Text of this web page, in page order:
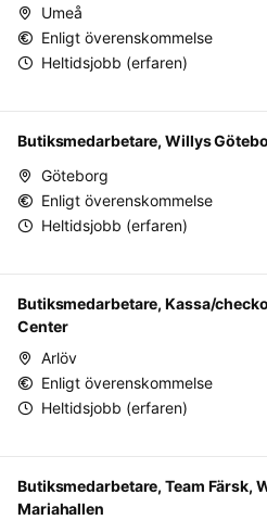
Umeå
Enligt överenskommelse
Heltidsjobb (erfaren)
Butiksmedarbetare, Willys
Göteborg
Enligt överenskommelse
Heltidsjobb (erfaren)
Butiksmedarbetare, Kassa/
Center
Arlöv
Enligt överenskommelse
Heltidsjobb (erfaren)
Butiksmedarbetare, Team Färsk,
Mariahallen